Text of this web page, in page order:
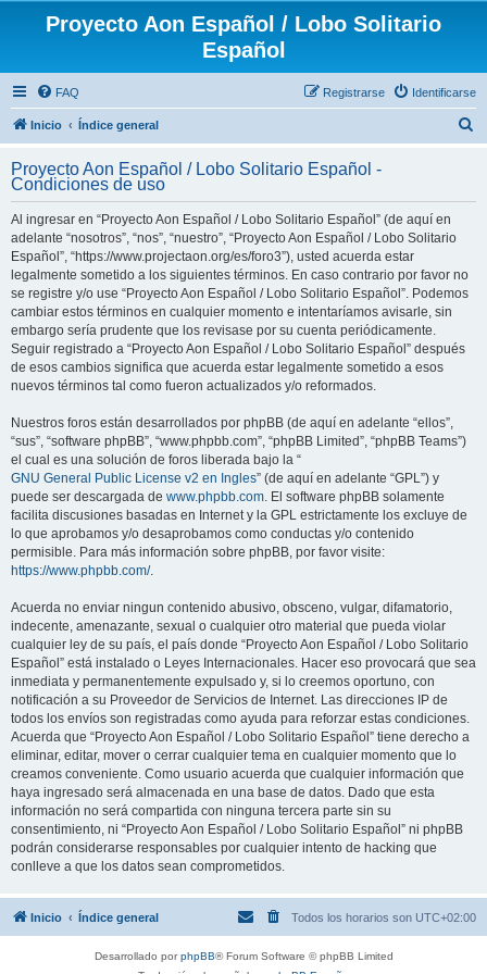
Proyecto Aon Español / Lobo Solitario
Español
FAQ Identificarse
Registrarse
Inicio Índice general
c
Proyecto Aon Español / Lobo Solitario Español -
Condiciones de uso
Al ingresar en “Proyecto Aon Español / Lobo Solitario Español” (de aquí en
adelante “nosotros”, “nos”, “nuestro”, “Proyecto Aon Español / Lobo Solitario
Español”, “https://www.projectaon.org/es/foro3”), usted acuerda estar
legalmente sometido a los siguientes términos. En caso contrario por favor no
se registre y/o use “Proyecto Aon Español / Lobo Solitario Español”. Podemos
cambiar estos términos en cualquier momento e intentaríamos avisarle, sin
embargo sería prudente que los revisase por su cuenta periódicamente.
Seguir registrado a “Proyecto Aon Español / Lobo Solitario Español” después
de esos cambios significa que acuerda estar legalmente sometido a esos
nuevos términos tal como fueron actualizados y/o reformados.
Nuestros foros están desarrollados por phpBB (de aquí en adelante “ellos”,
“sus”, “software phpBB”, “www.phpbb.com”, “phpBB Limited”, “phpBB Teams”)
el cual es una solución de foros liberada bajo la “
GNU General Public License v2 en Ingles” (de aquí en adelante “GPL”) y
puede ser descargada de www.phpbb.com. El software phpBB solamente
facilita discusiones basadas en Internet y la GPL estrictamente los excluye de
lo que aprobamos y/o desaprobamos como conductas y/o contenido
permisible. Para más información sobre phpBB, por favor visite:
https://www.phpbb.com/.
Acuerda no enviar ningun contenido abusivo, obsceno, vulgar, difamatorio,
indecente, amenazante, sexual o cualquier otro material que pueda violar
cualquier ley de su país, el país donde “Proyecto Aon Español / Lobo Solitario
Español” está instalado o Leyes Internacionales. Hacer eso provocará que sea
inmediata y permanentemente expulsado y, si lo creemos oportuno, con
notificación a su Proveedor de Servicios de Internet. Las direcciones IP de
todos los envíos son registradas como ayuda para reforzar estas condiciones.
Acuerda que “Proyecto Aon Español / Lobo Solitario Español” tiene derecho a
eliminar, editar, mover o cerrar cualquier tema en cualquier momento que lo
creamos conveniente. Como usuario acuerda que cualquier información que
haya ingresado será almacenada en una base de datos. Dado que esta
información no será compartida con ninguna tercera parte sin su
consentimiento, ni “Proyecto Aon Español / Lobo Solitario Español” ni phpBB
podrán considerarse responsables por cualquier intento de hacking que
conlleve a que los datos sean comprometidos.
Inicio Índice general Todos los horarios son UTC+02:00
Desarrollado porphpBB® Forum Software © phpBB Limited